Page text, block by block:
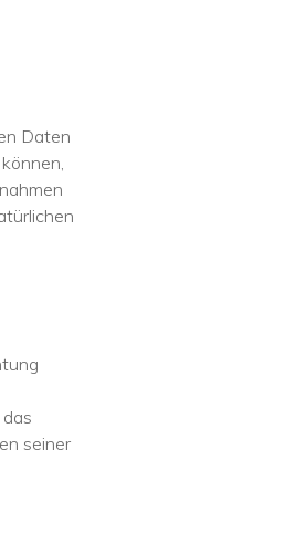
Daten
seiner